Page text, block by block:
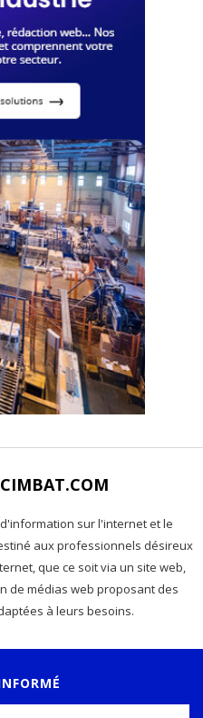
CIMBAT.COM
sur l'internet et le
aux professionnels désireux
que ce soit via un site web,
de médias web proposant des
à leurs besoins.